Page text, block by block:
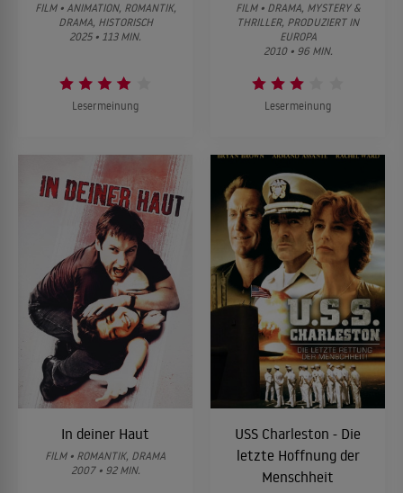
FILM • ANIMATION, ROMANTIK,
DRAMA, HISTORISCH
2025 • 113 MIN.
Lesermeinung
FILM • DRAMA, MYSTERY &
THRILLER, PRODUZIERT IN
EUROPA
2010 • 96 MIN.
Lesermeinung
In deiner Haut
FILM • ROMANTIK, DRAMA
2007 • 92 MIN.
USS Charleston - Die
letzte Hoffnung der
Menschheit